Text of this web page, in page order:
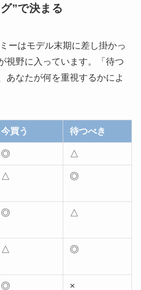
”で決まる
ーはモデル末期に差し掛かっ
視野に入っています。「待つ
あなたが何を重視するかによ
今買う 待つべき
◎ △
△ ◎
◎ △
△ ◎
◎ ×